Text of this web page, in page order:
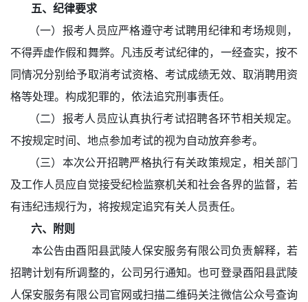
五、纪律要求
（一）报考人员应严格遵守考试聘用纪律和考场规则，
不得弄虚作假和舞弊。凡违反考试纪律的，一经查实，按不
同情况分别给予取消考试资格、考试成绩无效、取消聘用资
格等处理。构成犯罪的，依法追究刑事责任。
（二）报考人员应认真执行考试招聘各环节相关规定。
不按规定时间、地点参加考试的视为自动放弃参考。
（三）本次公开招聘严格执行有关政策规定，相关部门
及工作人员应自觉接受纪检监察机关和社会各界的监督，若
有违纪违规行为，将按规定追究有关人员责任。
六、附则
本公告由酉阳县武陵人保安服务有限公司负责解释，若
招聘计划有所调整的，公司另行通知。也可登录酉阳县武陵
人保安服务有限公司官网或扫描二维码关注微信公众号查询